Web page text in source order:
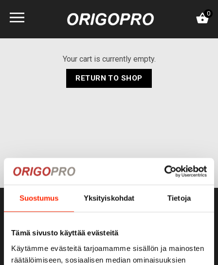
Suostumus Yksityiskohdat Tietoja
Tämä sivusto käyttää evästeitä
Käytämme evästeitä tarjoamamme sisällön ja mainosten
räätälöimiseen, sosiaalisen median ominaisuuksien
0
Your cart is currently empty.
RETURN TO SHOP
ORIGOPRO OY
Höyläämötie 18 A
FI-00380 HELSINKI
FINLAND